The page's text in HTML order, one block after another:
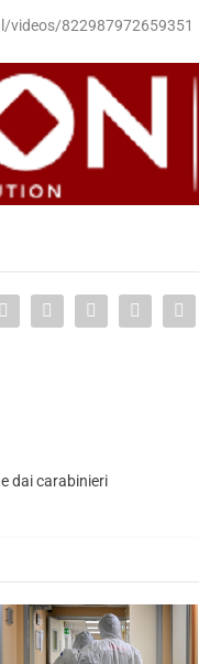
822987972659351
dai carabinieri